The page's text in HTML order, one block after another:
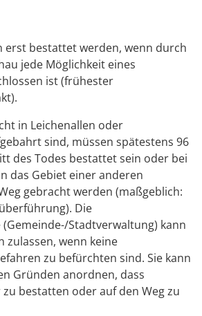
erst bestattet werden, wenn durch
jede Möglichkeit eines
ist (frühester
in Leichenallen oder
sind, müssen spätestens 96
des Todes bestattet sein oder bei
das Gebiet einer anderen
gebracht werden (maßgeblich:
Die
Stadtverwaltung) kann
zulassen, wenn keine
zu befürchten sind. Sie kann
Gründen anordnen, dass
bestatten oder auf den Weg zu